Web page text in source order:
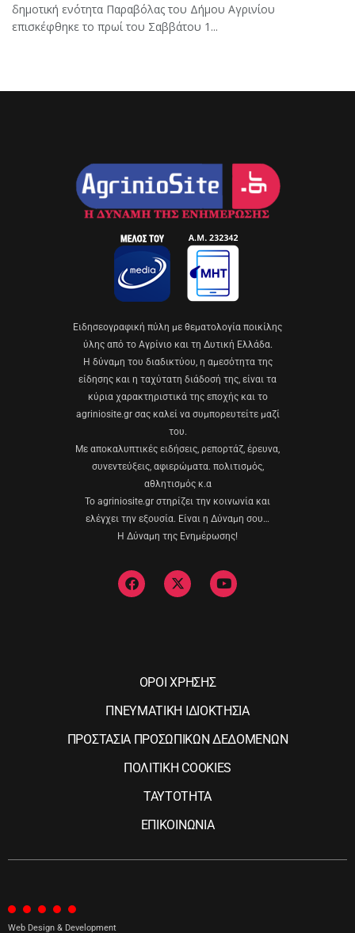
δημοτική ενότητα Παραβόλας του Δήμου Αγρινίου
επισκέφθηκε το πρωί του Σαββάτου 1...
Eιδησεογραφική πύλη με θεματολογία ποικίλης
ύλης από το Αγρίνιο και τη Δυτική Ελλάδα.
Η δύναμη του διαδικτύου, η αμεσότητα της
είδησης και η ταχύτατη διάδοσή της, είναι τα
κύρια χαρακτηριστικά της εποχής και το
agriniosite.gr σας καλεί να συμπορευτείτε μαζί
του.
Με αποκαλυπτικές ειδήσεις, ρεπορτάζ, έρευνα,
συνεντεύξεις, αφιερώματα. πολιτισμός,
αθλητισμός κ.α
Το agriniosite.gr στηρίζει την κοινωνία και
ελέγχει την εξουσία. Είναι η Δύναμη σου…
Η Δύναμη της Ενημέρωσης!
ΟΡΟΙ ΧΡΗΣΗΣ
ΠΝΕΥΜΑΤΙΚΗ ΙΔΙΟΚΤΗΣΙΑ
ΠΡΟΣΤΑΣΙΑ ΠΡΟΣΩΠΙΚΩΝ ΔΕΔΟΜΕΝΩΝ
ΠΟΛΙΤΙΚΗ COOKIES
ΤΑΥΤΟΤΗΤΑ
ΕΠΙΚΟΙΝΩΝΙΑ
Web Design & Development